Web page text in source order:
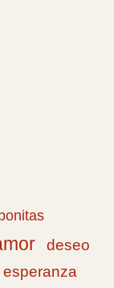
deseo
esperanza